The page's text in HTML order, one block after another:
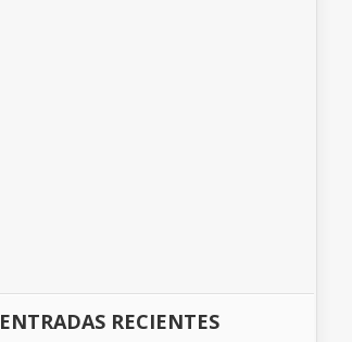
ENTRADAS RECIENTES